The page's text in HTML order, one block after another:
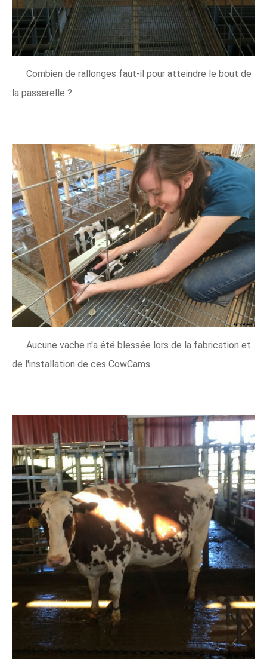
Combien de rallonges faut-il pour atteindre le bout de
la passerelle ?
Aucune vache n'a été blessée lors de la fabrication et
de l'installation de ces CowCams.